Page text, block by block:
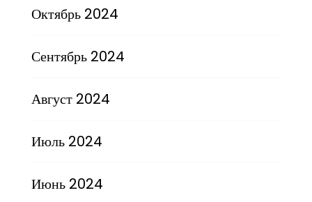
Октябрь 2024
Сентябрь 2024
Август 2024
Июль 2024
Июнь 2024